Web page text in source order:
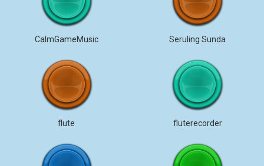
CalmGameMusic Seruling Sunda
flute fluterecorder